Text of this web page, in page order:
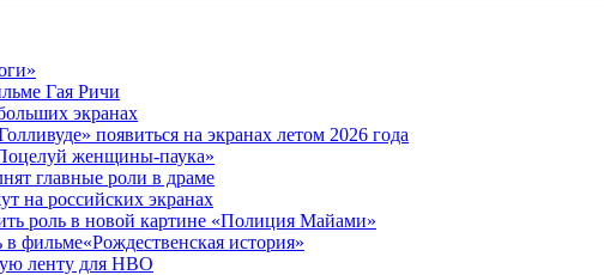
Гая Ричи
экранах
появиться на экранах летом 2026 года
женщины-паука»
главные роли в драме
на российских экранах
роль в новой картине «Полиция Майами»
фильме«Рождественская история»
ленту для HBO